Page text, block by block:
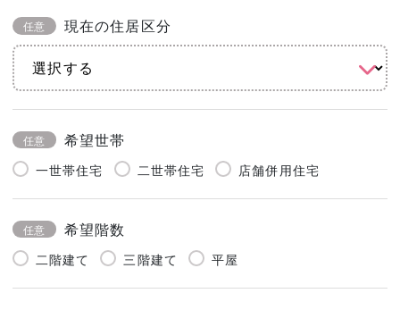
任意 現在の住居区分
任意 希望世帯
一世帯住宅 二世帯住宅 店舗併用住宅
任意 希望階数
二階建て 三階建て 平屋